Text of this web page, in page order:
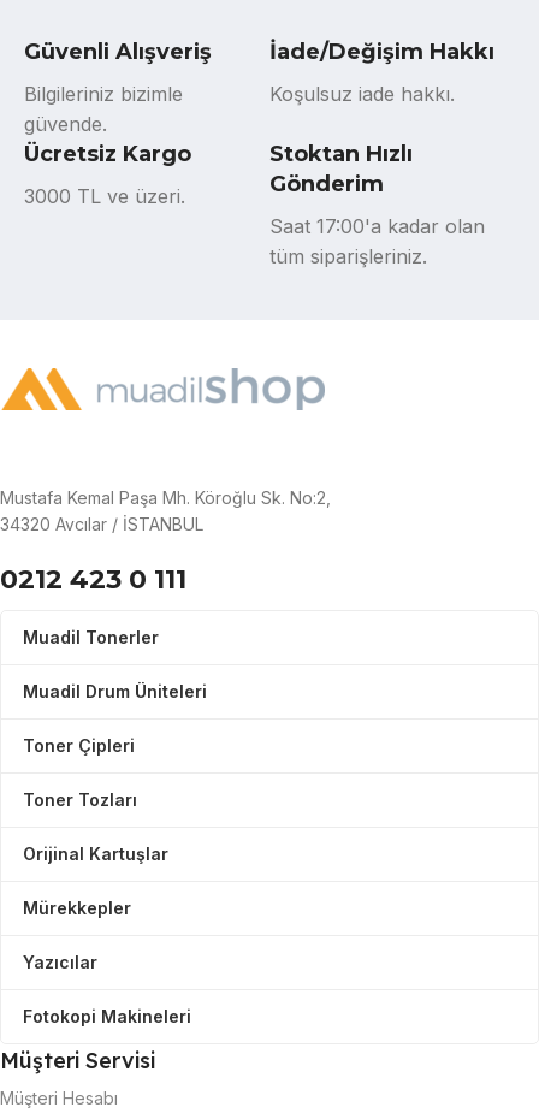
Güvenli Alışveriş
Bilgileriniz bizimle
güvende.
İade/Değişim Hakkı
Koşulsuz iade hakkı.
Ücretsiz Kargo
3000 TL ve üzeri.
Stoktan Hızlı
Gönderim
Saat 17:00'a kadar olan
tüm siparişleriniz.
Mustafa Kemal Paşa Mh. Köroğlu Sk. No:2,
34320 Avcılar / İSTANBUL
0212 423 0 111
Muadil Tonerler
Muadil Drum Üniteleri
Toner Çipleri
Toner Tozları
Orijinal Kartuşlar
Mürekkepler
Yazıcılar
Fotokopi Makineleri
Müşteri Servisi
Müşteri Hesabı